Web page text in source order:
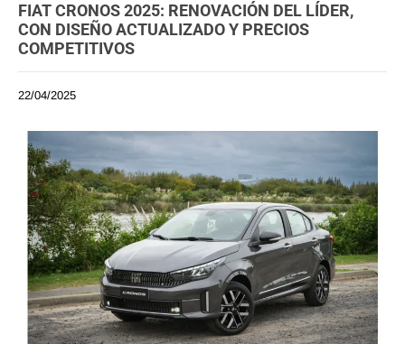
FIAT CRONOS 2025: RENOVACIÓN DEL LÍDER,
CON DISEÑO ACTUALIZADO Y PRECIOS
COMPETITIVOS
22/04/2025